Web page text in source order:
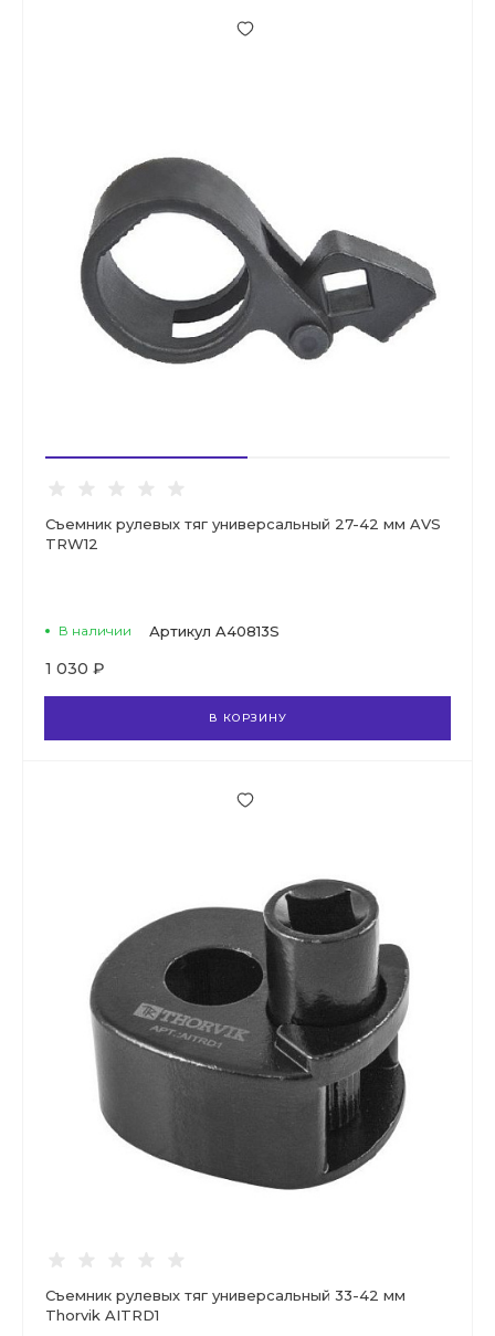
Съемник рулевых тяг универсальный 27-42 мм AVS
TRW12
В наличии Артикул A40813S
1 030 ₽
В КОРЗИНУ
Съемник рулевых тяг универсальный 33-42 мм
Thorvik AITRD1